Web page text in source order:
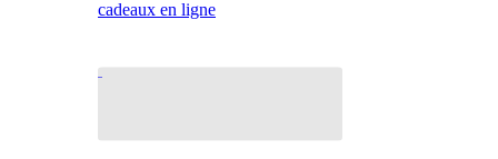
cadeaux en ligne